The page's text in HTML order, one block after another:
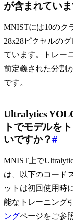
が含まれていま
MNISTには10のク
28x28ピクセルの
ています。トレー
前定義された分割
です。
Ultralytics
トでモデルを
いですか？#
MNIST上で
は、以下のコード
ットは初回使用時
能なトレーニング
ングページをご参